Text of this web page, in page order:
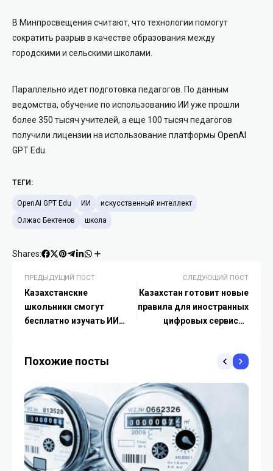
В Минпросвещения считают, что технологии помогут
сократить разрыв в качестве образования между
городскими и сельскими школами.
Параллельно идет подготовка педагогов. По данным
ведомства, обучение по использованию ИИ уже прошли
более 350 тысяч учителей, а еще 100 тысяч педагогов
получили лицензии на использование платформы OpenAI
GPT Edu.
ТЕГИ:
OpenAI GPT Edu ИИ
искусственный интеллект
Олжас Бектенов
школа
Shares:
ПРЕДЫДУЩИЙ ПОСТ
Казахстанские
школьники смогут
бесплатно изучать ИИ
СЛЕДУЮЩИЙ ПОСТ
Казахстан готовит новые
правила для иностранных
цифровых сервисов
Похожие посты